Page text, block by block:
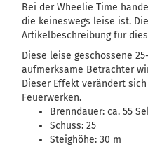
Bei der Wheelie Time
die keineswegs leise ist.
Artikelbeschreibung für
Diese leise geschossene
aufmerksame Betrachter
Dieser Effekt verändert
Feuerwerken.
Brenndauer: ca. 55
Schuss: 25
Steighöhe: 30 m